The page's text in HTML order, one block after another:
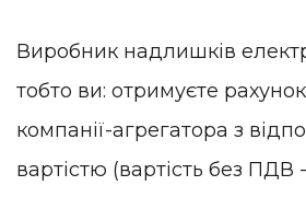
Виробник надлишків
тобто ви: отримуєте
компанії-агрегатора з
вартістю (вартість без ПДВ